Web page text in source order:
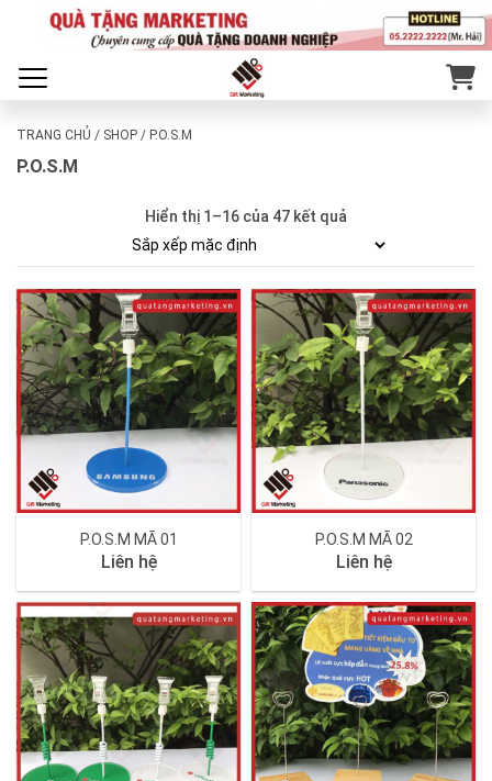
TRANG CHỦ / SHOP / P.O.S.M
P.O.S.M
Hiển thị 1–16 của 47 kết quả
P.O.S.M MÃ 01
Liên hệ
P.O.S.M MÃ 02
Liên hệ